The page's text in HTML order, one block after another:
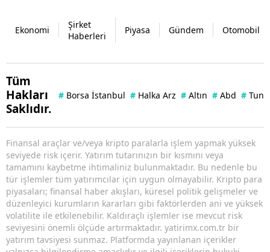
Ekonomi
Şirket
Haberleri
Piyasa Gündem Otomobil
Tüm
Hakları
Saklıdır.
# Borsa İstanbul # Halka Arz # Altın # Abd #
Finansal araçlar ve/veya kripto paralarla işlem yapmak yüksek
seviyede risk içerir. Yatırım tutarınızın bir kısmını veya
tamamını kaybetme ihtimaliniz bulunmaktadır. Bu nedenle bu
tür işlemler tüm yatırımcılar için uygun olmayabilir. Kripto para
piyasaları; finansal haber akışları, küresel politik gelişmeler ve
düzenleyici kurumların kararları gibi faktörlerden ani ve yüksek
volatilite ile etkilenebilir. Kaldıraçlı işlemler ise mevcut risk
seviyesini önemli ölçüde artırmaktadır. yatirimx.com.tr bir
yatırım tavsiyesi sunmaz. Platformda yayınlanan içerikler